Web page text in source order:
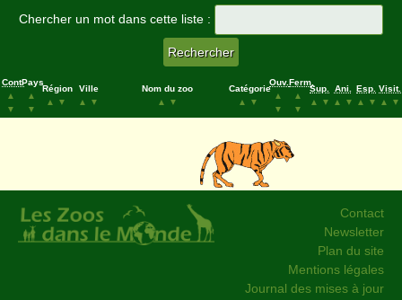
Chercher un mot dans cette liste :
Cont.
▲
▼
Pays
▲
▼
Région
▲
▼
Ville
▲
▼
Nom du zoo
▲
▼
Catégorie
▲
▼
Ouv.
▲
▼
Ferm.
▲
▼
Sup.
▲
▼
Ani.
▲
▼
Esp.
▲
▼
Visit.
▲
▼
Contact
Newsletter
Plan du site
Mentions légales
Journal des mises à jour